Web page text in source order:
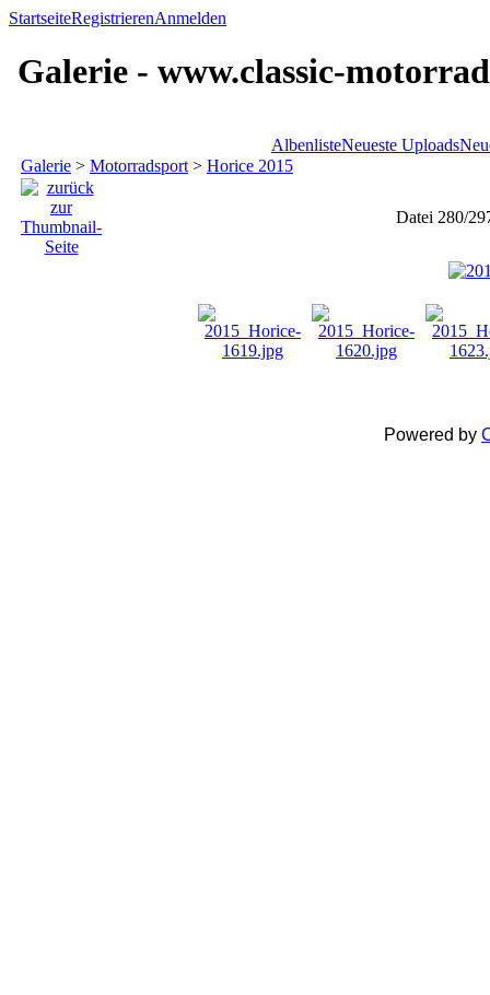
StartseiteRegistrierenAnmelden
Galerie - www.classic-
AlbenlisteNeueste Uploads
Galerie > Motorradsport > Horice 2015
Datei 280/
Powered by